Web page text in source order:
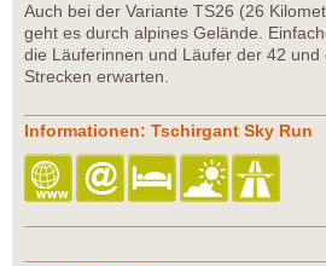
Auch bei der Variante TS26 (26
geht es durch alpines Gelände.
die Läuferinnen und Läufer der 42 und
Strecken erwarten.
Informationen: Tschirgant Sky Run